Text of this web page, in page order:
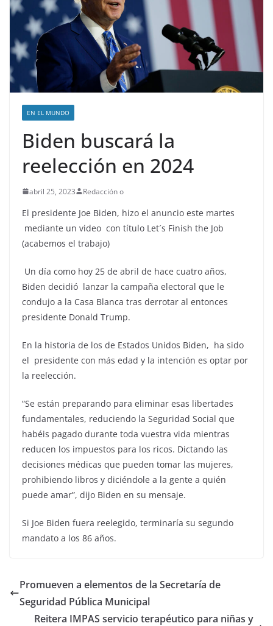
EN EL MUNDO
Biden buscará la
reelección en 2024
abril 25, 2023 Redacción o
El presidente Joe Biden, hizo el anuncio este martes
mediante un video con título Let´s Finish the Job
(acabemos el trabajo)
Un día como hoy 25 de abril de hace cuatro años,
Biden decidió lanzar la campaña electoral que le
condujo a la Casa Blanca tras derrotar al entonces
presidente Donald Trump.
En la historia de los de Estados Unidos Biden, ha sido
el presidente con más edad y la intención es optar por
la reelección.
“Se están preparando para eliminar esas libertades
fundamentales, reduciendo la Seguridad Social que
habéis pagado durante toda vuestra vida mientras
reducen los impuestos para los ricos. Dictando las
decisiones médicas que pueden tomar las mujeres,
prohibiendo libros y diciéndole a la gente a quién
puede amar”, dijo Biden en su mensaje.
Si Joe Biden fuera reelegido, terminaría su segundo
mandato a los 86 años.
Promueven a elementos de la Secretaría de
Seguridad Pública Municipal
Reitera IMPAS servicio terapéutico para niñas y